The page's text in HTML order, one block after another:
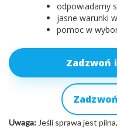
odpowiadamy
jasne warunki
pomoc w
Zadzwoń
Uwaga: Jeśli sprawa jest